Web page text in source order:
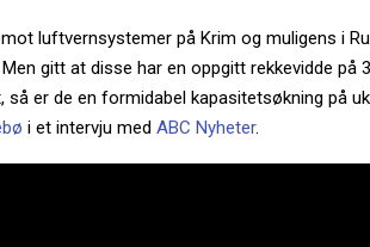
luftvernsystemer på Krim og muligens i
gitt at disse har en oppgitt rekkevidde på
er de en formidabel kapasitetsøkning på
i et intervju med ABC Nyheter.